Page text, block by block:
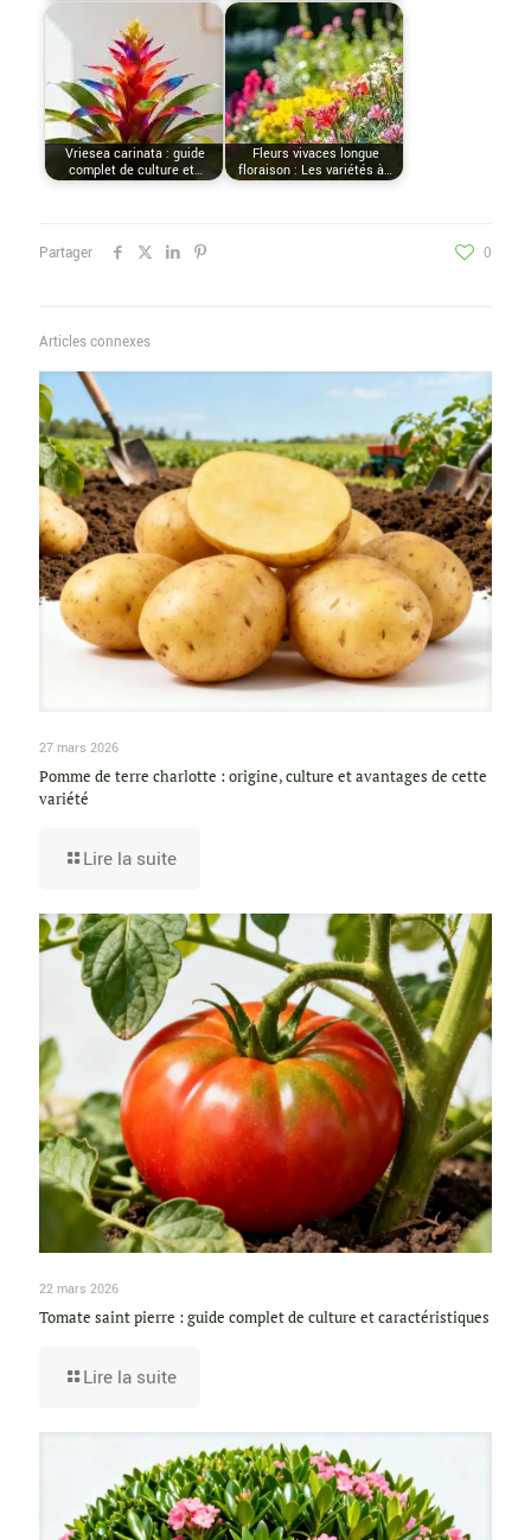
Vriesea carinata : guide
complet de culture et…
Fleurs vivaces longue
floraison : Les variétés à…
Partager 0
Articles connexes
27 mars 2026
Pomme de terre charlotte : origine, culture et avantages de cette
variété
Lire la suite
22 mars 2026
Tomate saint pierre : guide complet de culture et caractéristiques
Lire la suite